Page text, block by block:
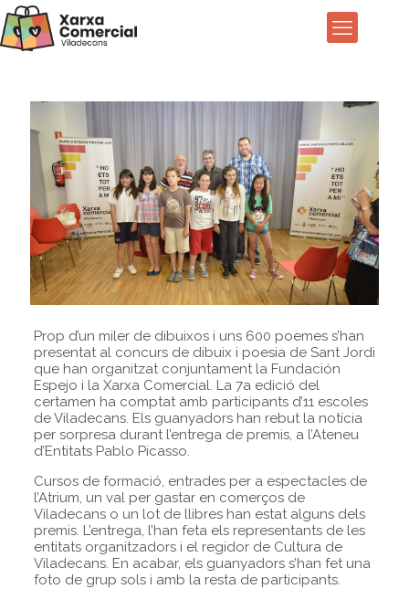
Prop d’un miler de dibuixos i uns 600 poemes s’han
presentat al concurs de dibuix i poesia de Sant Jordi
que han organitzat conjuntament la Fundación
Espejo i la Xarxa Comercial. La 7a edició del
certamen ha comptat amb participants d’11 escoles
de Viladecans. Els guanyadors han rebut la notícia
per sorpresa durant l’entrega de premis, a l’Ateneu
d’Entitats Pablo Picasso.
Cursos de formació, entrades per a espectacles de
l’Atrium, un val per gastar en comerços de
Viladecans o un lot de llibres han estat alguns dels
premis. L’entrega, l’han feta els representants de les
entitats organitzadors i el regidor de Cultura de
Viladecans. En acabar, els guanyadors s’han fet una
foto de grup sols i amb la resta de participants.